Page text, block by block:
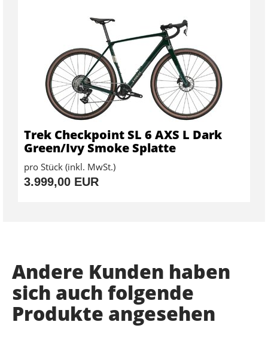
Trek Checkpoint SL 6 AXS L Dark
Green/Ivy Smoke Splatte
pro Stück (inkl. MwSt.)
3.999,00 EUR
Andere Kunden haben
sich auch folgende
Produkte angesehen